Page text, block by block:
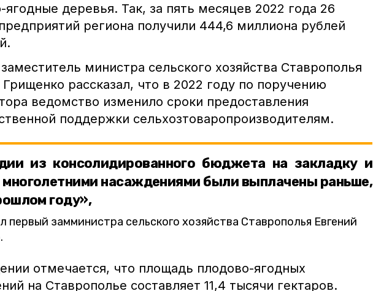
ягодные деревья. Так, за пять месяцев 2022 года 26
региона получили 444,6 миллиона рублей
министра сельского хозяйства Ставрополья
Грищенко рассказал, что в 2022 году по поручению
ведомство изменило сроки предоставления
поддержки сельхозтоваропроизводителям.
из консолидированного бюджета на закладку и
многолетними насаждениями были выплачены раньше,
году»,
первый замминистра сельского хозяйства Ставрополья Евгений
отмечается, что площадь плодово-ягодных
на Ставрополье составляет 11,4 тысячи гектаров.